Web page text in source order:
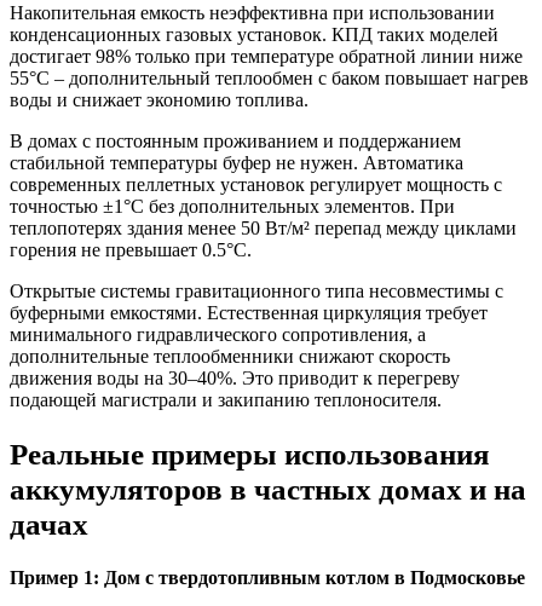
Накопительная емкость неэффективна при использовании
конденсационных газовых установок. КПД таких моделей
достигает 98% только при температуре обратной линии ниже
55°C – дополнительный теплообмен с баком повышает нагрев
воды и снижает экономию топлива.
В домах с постоянным проживанием и поддержанием
стабильной температуры буфер не нужен. Автоматика
современных пеллетных установок регулирует мощность с
точностью ±1°C без дополнительных элементов. При
теплопотерях здания менее 50 Вт/м² перепад между циклами
горения не превышает 0.5°C.
Открытые системы гравитационного типа несовместимы с
буферными емкостями. Естественная циркуляция требует
минимального гидравлического сопротивления, а
дополнительные теплообменники снижают скорость
движения воды на 30–40%. Это приводит к перегреву
подающей магистрали и закипанию теплоносителя.
Реальные примеры использования
аккумуляторов в частных домах и на
дачах
Пример 1: Дом с твердотопливным котлом в Подмосковье